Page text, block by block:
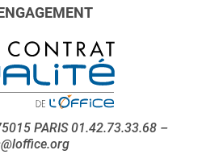
PARIS 01.42.73.33.68 –